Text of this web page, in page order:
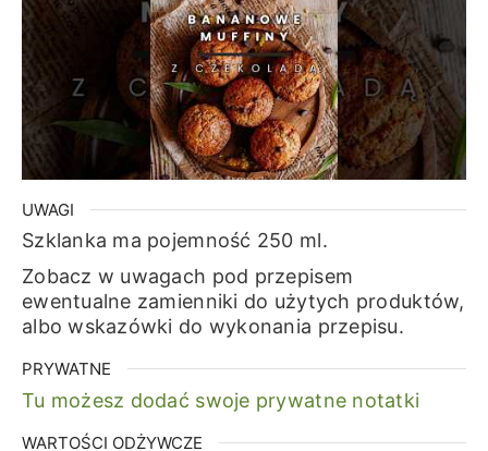
UWAGI
Szklanka ma pojemność 250 ml.
Zobacz w uwagach pod przepisem
ewentualne zamienniki do użytych produktów,
albo wskazówki do wykonania przepisu.
PRYWATNE
Tu możesz dodać swoje prywatne notatki
WARTOŚCI ODŻYWCZE